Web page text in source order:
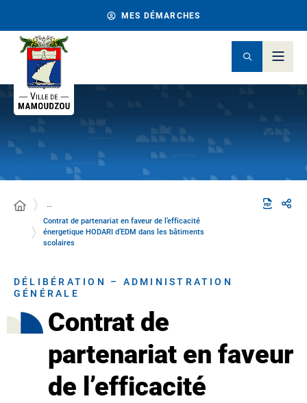
MES DÉMARCHES
…
Contrat de partenariat en faveur de l’efficacité
énergetique HODARI d’EDM dans les bâtiments
scolaires
DÉLIBÉRATION – ADMINISTRATION
GÉNÉRALE
Contrat de
partenariat en faveur
de l’efficacité